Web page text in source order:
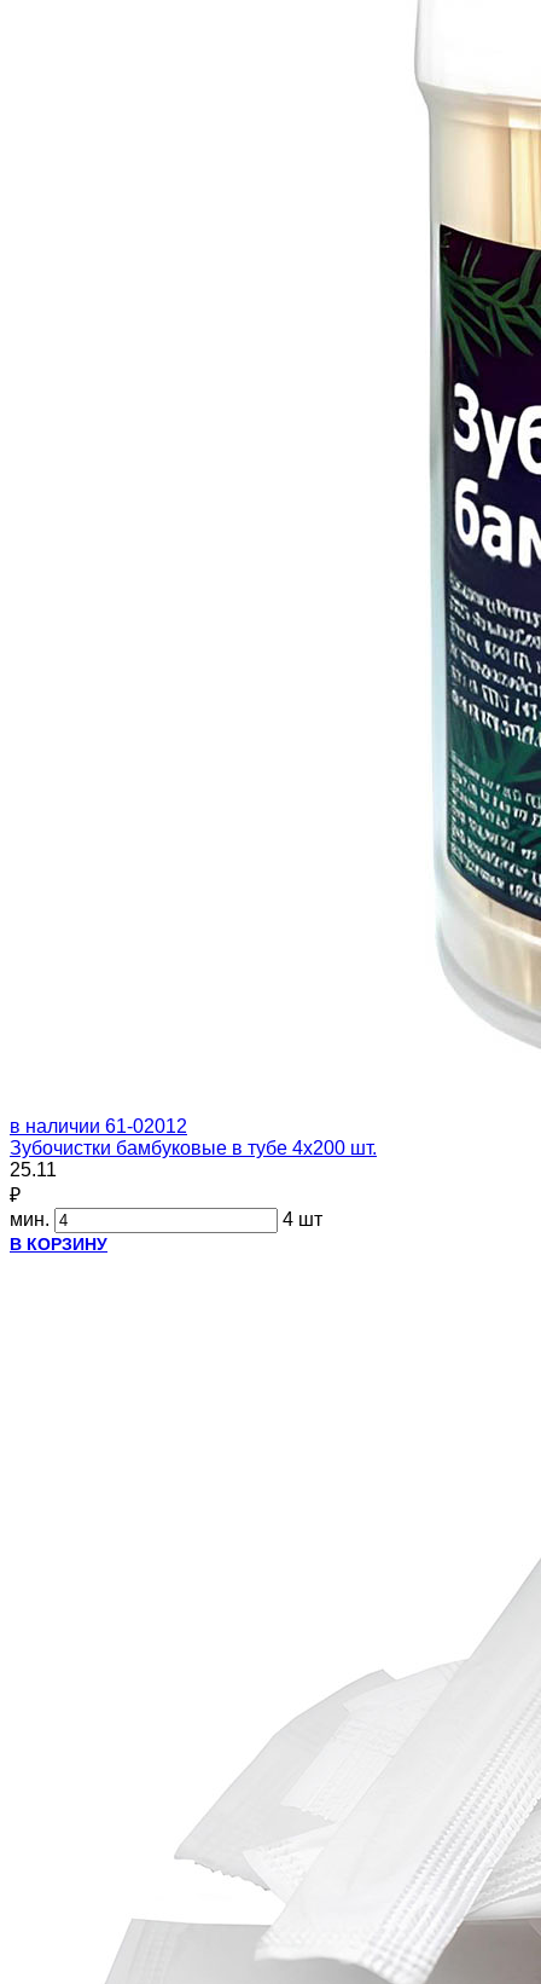
в наличии 61-02012
Зубочистки бамбуковые в тубе 4х200 шт.
25.11
₽
мин.
4 шт
В КОРЗИНУ